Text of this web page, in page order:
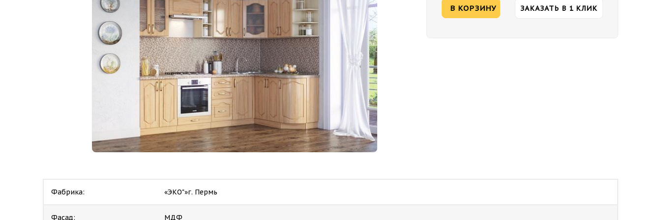
В КОРЗИНУ ЗАКАЗАТЬ В 1 КЛИК
Фабрика: «ЭКО"»г. Пермь
Фасад: МДФ